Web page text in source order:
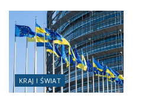
KRAJ I ŚWIAT